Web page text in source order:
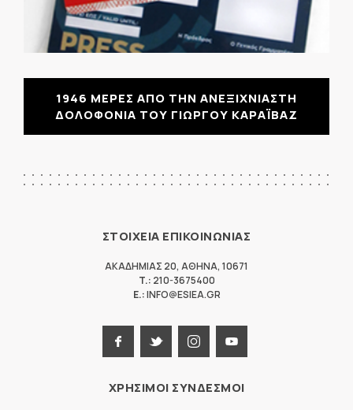
1946 ΜΕΡΕΣ ΑΠΟ ΤΗΝ ΑΝΕΞΙΧΝΙΑΣΤΗ
ΔΟΛΟΦΟΝΙΑ ΤΟΥ ΓΙΩΡΓΟΥ ΚΑΡΑΪΒΑΖ
ΣΤΟΙΧΕΙΑ ΕΠΙΚΟΙΝΩΝΙΑΣ
ΑΚΑΔΗΜΙΑΣ 20, ΑΘΗΝΑ, 10671
T.: 210-3675400
E.:INFO@ESIEA.GR
ΧΡΗΣΙΜΟΙ ΣΥΝΔΕΣΜΟΙ